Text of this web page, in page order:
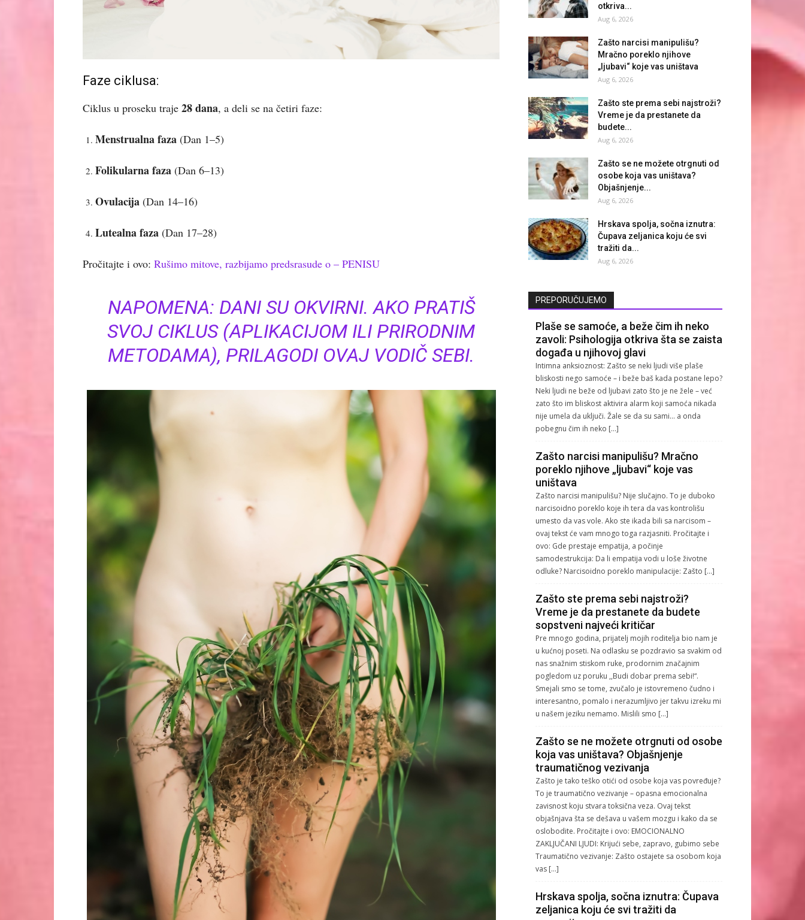
Faze ciklusa:
Ciklus u proseku traje 28 dana, a deli se na četiri faze:
Menstrualna faza (Dan 1–5)
Folikularna faza (Dan 6–13)
Ovulacija (Dan 14–16)
Lutealna faza (Dan 17–28)
Pročitajte i ovo: Rušimo mitove, razbijamo predsrasude o – PENISU
NAPOMENA: DANI SU OKVIRNI. AKO PRATIŠ
SVOJ CIKLUS (APLIKACIJOM ILI PRIRODNIM
METODAMA), PRILAGODI OVAJ VODIČ SEBI.
otkriva...
Aug 6, 2026
Zašto narcisi manipulišu?
Mračno poreklo njihove
„ljubavi“ koje vas uništava
Aug 6, 2026
Zašto ste prema sebi najstroži?
Vreme je da prestanete da
budete...
Aug 6, 2026
Zašto se ne možete otrgnuti od
osobe koja vas uništava?
Objašnjenje...
Aug 6, 2026
Hrskava spolja, sočna iznutra:
Čupava zeljanica koju će svi
tražiti da...
Aug 6, 2026
PREPORUČUJEMO
Plaše se samoće, a beže čim ih neko
zavoli: Psihologija otkriva šta se zaista
događa u njihovoj glavi
Intimna anksioznost: Zašto se neki ljudi više plaše
bliskosti nego samoće – i beže baš kada postane lepo?
Neki ljudi ne beže od ljubavi zato što je ne žele – već
zato što im bliskost aktivira alarm koji samoća nikada
nije umela da uključi. Žale se da su sami… a onda
pobegnu čim ih neko […]
Zašto narcisi manipulišu? Mračno
poreklo njihove „ljubavi“ koje vas
uništava
Zašto narcisi manipulišu? Nije slučajno. To je duboko
narcisoidno poreklo koje ih tera da vas kontrolišu
umesto da vas vole. Ako ste ikada bili sa narcisom –
ovaj tekst će vam mnogo toga razjasniti. Pročitajte i
ovo: Gde prestaje empatija, a počinje
samodestrukcija: Da li empatija vodi u loše životne
odluke? Narcisoidno poreklo manipulacije: Zašto […]
Zašto ste prema sebi najstroži?
Vreme je da prestanete da budete
sopstveni najveći kritičar
Pre mnogo godina, prijatelj mojih roditelja bio nam je
u kućnoj poseti. Na odlasku se pozdravio sa svakim od
nas snažnim stiskom ruke, prodornim značajnim
pogledom uz poruku ,,Budi dobar prema sebi!“.
Smejali smo se tome, zvučalo je istovremeno čudno i
interesantno, pomalo i nerazumljivo jer takvu izreku mi
u našem jeziku nemamo. Mislili smo […]
Zašto se ne možete otrgnuti od osobe
koja vas uništava? Objašnjenje
traumatičnog vezivanja
Zašto je tako teško otići od osobe koja vas povređuje?
To je traumatično vezivanje – opasna emocionalna
zavisnost koju stvara toksična veza. Ovaj tekst
objašnjava šta se dešava u vašem mozgu i kako da se
oslobodite. Pročitajte i ovo: EMOCIONALNO
ZAKLJUČANI LJUDI: Krijući sebe, zapravo, gubimo sebe
Traumatično vezivanje: Zašto ostajete sa osobom koja
vas […]
Hrskava spolja, sočna iznutra: Čupava
zeljanica koju će svi tražiti da